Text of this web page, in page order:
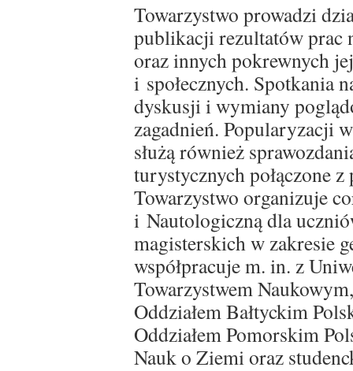
Towarzystwo prowadzi
publikacji rezultatów prac
oraz innych pokrewnych
i społecznych. Spotkania
dyskusji i wymiany
zagadnień. Popularyzacji
służą również
turystycznych połączone
Towarzystwo organizuje
i Nautologiczną dla
magisterskich w zakresie
współpracuje m. in. z
Towarzystwem
Oddziałem Bałtyckim
Oddziałem Pomorskim
Nauk o Ziemi oraz